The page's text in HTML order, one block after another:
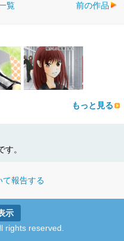
覧 前の作品
もっと見る
す。
て報告する
示
rights reserved.